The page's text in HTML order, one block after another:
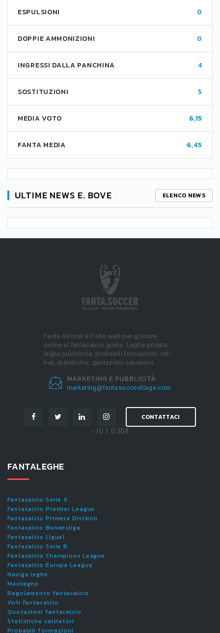
ESPULSIONI 0
DOPPIE AMMONIZIONI 0
INGRESSI DALLA PANCHINA 4
SOSTITUZIONI 5
MEDIA VOTO 6,15
FANTA MEDIA 6,45
ULTIME NEWS E. BOVE ELENCO NEWS
Fanta.Soccer è il sito web per giocare
online al fantacalcio gratis. Leghe private,
leghe pubbliche, probabili formazioni, voti
live, statistiche, quotazioni calciatori.
MARKETING E PUBBLICITÀ
marketing@fantasoccevillage.com
CONTATTACI
- 10.1.0.204
FANTALEGHE
Fantacalcio Serie A
Fantacalcio Premier League
Fantacalcio Primera Division
Fantacalcio Bundesliga
Fantacalcio Ligue1
Fantacalcio Serie B
Fantacalcio Champions League
Fantacalcio Europa League
Naviga leghe
Maxileghe
Regolamento fantacalcio
Voti fantacalcio
Quotazioni fantacalcio
Statistiche calciatori
Probabili formazioni